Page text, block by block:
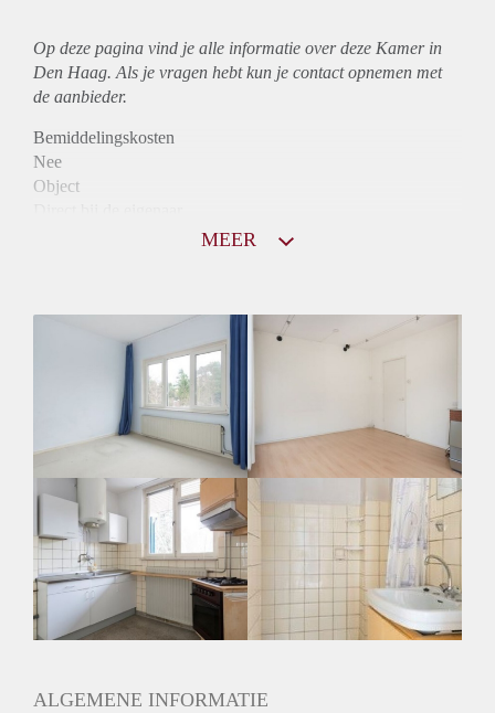
Op deze pagina vind je alle informatie over deze Kamer in
Den Haag. Als je vragen hebt kun je contact opnemen met
de aanbieder.
Bemiddelingskosten
Nee
Object
2,9 X Maandhuur Bruto
Huurtermijn
Onbepaalde termijn
Oplevering
Gestoffeerd
MEER
ALGEMENE INFORMATIE